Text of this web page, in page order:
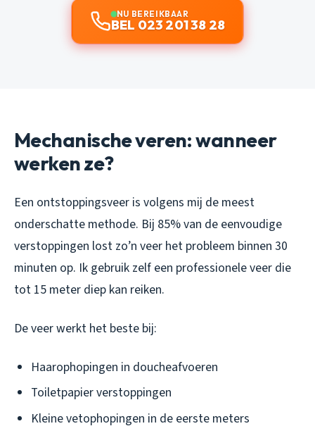
NU BEREIKBAAR
BEL 023 201 38 28
Mechanische veren: wanneer
werken ze?
Een ontstoppingsveer is volgens mij de meest
onderschatte methode. Bij 85% van de eenvoudige
verstoppingen lost zo’n veer het probleem binnen 30
minuten op. Ik gebruik zelf een professionele veer die
tot 15 meter diep kan reiken.
De veer werkt het beste bij:
Haarophopingen in doucheafvoeren
Toiletpapier verstoppingen
Kleine vetophopingen in de eerste meters